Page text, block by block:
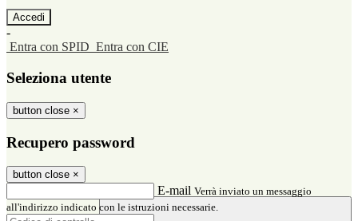
-
Entra con SPID Entra con CIE
Seleziona utente
button close ×
Recupero password
button close ×
E-mail Verrà inviato un messaggio
all'indirizzo indicato con le istruzioni necessarie.